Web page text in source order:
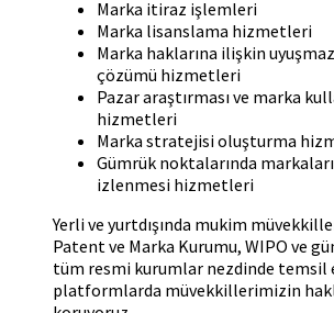
Marka itiraz işlemleri
Marka lisanslama hizmetleri
Marka haklarına ilişkin
çözümü hizmetleri
Pazar araştırması ve marka
hizmetleri
Marka stratejisi oluşturma
Gümrük noktalarında
izlenmesi hizmetleri
Yerli ve yurtdışında mukim
Patent ve Marka Kurumu, WIPO ve
tüm resmi kurumlar nezdinde temsil
platformlarda müvekkillerimizin